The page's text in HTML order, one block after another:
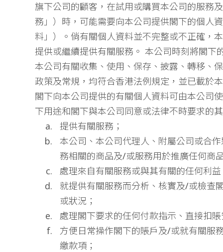
旗下公司的顧客，在試用或購買本公司的服務
務」）時，可能需要向本公司提供閣下的個人
料」）。倘有關個人資料並不完整或不正確，
提供或繼續提供有關服務。 本公司時刻將閣下
本公司有關收集、使用、保存、披露、轉移、
政策及常規，均符合香港法例規定，並已載於
閣下向本公司提供的有關個人資料可由本公司
下用途和閣下與本公司同意或法律不時要求的
提供有關服務；
本公司、本公司代理人、附屬公司或合
務相關的商品及/或服務用於推廣任何商
處理來自有關服務或與其有關的任何利
就提供有關服務而分析、核實及/或檢查
或狀況；
處理閣下要求的任何付款指示、直接扣
方便日常操作閣下的賬戶及/或就有關服
繳款項；